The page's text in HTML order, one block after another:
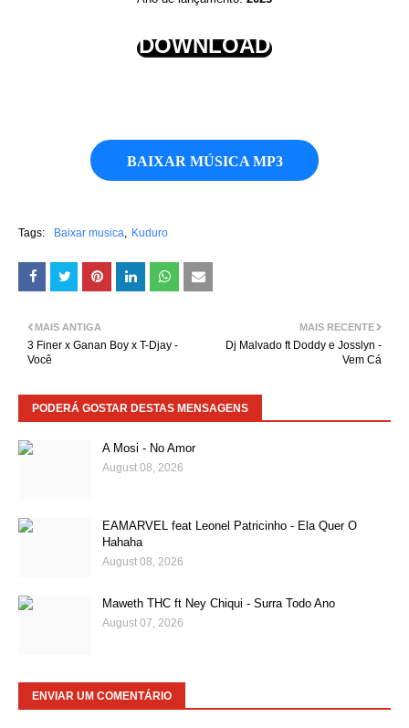
DOWNLOAD
BAIXAR MÚSICA MP3
Tags: Baixar musica Kuduro
MAIS RECENTE
Dj Malvado ft Doddy e Josslyn -
Vem Cá
MAIS ANTIGA
3 Finer x Ganan Boy x T-Djay -
Você
PODERÁ GOSTAR DESTAS MENSAGENS
A Mosi - No Amor
August 08, 2026
EAMARVEL feat Leonel Patricinho - Ela Quer O
Hahaha
August 08, 2026
Maweth THC ft Ney Chiqui - Surra Todo Ano
August 07, 2026
ENVIAR UM COMENTÁRIO